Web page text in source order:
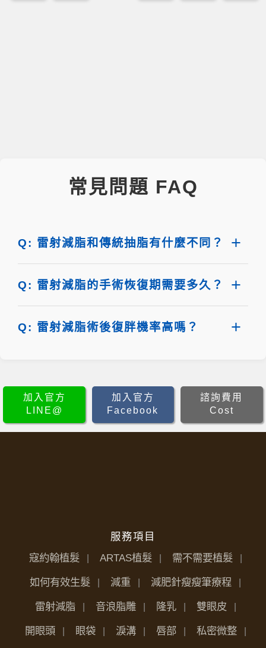
常見問題 FAQ
Q: 雷射減脂和傳統抽脂有什麼不同？
Q: 雷射減脂的手術恢復期需要多久？
Q: 雷射減脂術後復胖機率高嗎？
加入官方
LINE@
加入官方
Facebook
諮詢費用
Cost
服務項目
寇約翰植髮
ARTAS植髮 需不需要植髮
如何有效生髮 減重 減肥針瘦瘦筆療程
雷射減脂 音浪脂雕 隆乳 雙眼皮
開眼頭 眼袋 淚溝 唇部 私密微整